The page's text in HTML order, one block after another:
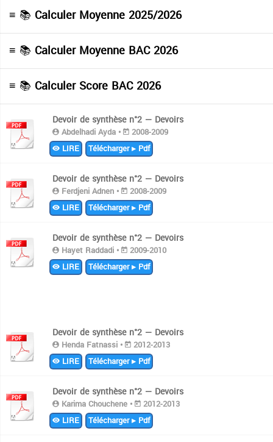
≡ 📚 Calculer Moyenne 2025/2026
≡ 📚 Calculer Moyenne BAC 2026
≡ 📚 Calculer Score BAC 2026
Devoir de synthèse n°2 — Devoirs
Abdelhadi Ayda •
2008-2009
LIRE Télécharger ▸ Pdf
Devoir de synthèse n°2 — Devoirs
Ferdjeni Adnen •
2008-2009
LIRE Télécharger ▸ Pdf
Devoir de synthèse n°2 — Devoirs
Hayet Raddadi •
2009-2010
LIRE Télécharger ▸ Pdf
Devoir de synthèse n°2 — Devoirs
Henda Fatnassi •
2012-2013
LIRE Télécharger ▸ Pdf
Devoir de synthèse n°2 — Devoirs
Karima Chouchene •
2012-2013
LIRE Télécharger ▸ Pdf